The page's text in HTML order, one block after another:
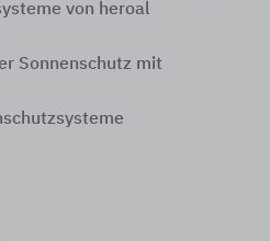
von heroal
Sonnenschutz mit